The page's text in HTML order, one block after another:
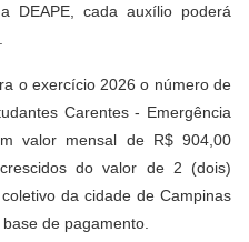
DEAPE, cada auxílio poderá
o exercício 2026 o número de
Carentes - Emergência
valor mensal de R$ 904,00
do valor de 2 (dois)
da cidade de Campinas
de pagamento.